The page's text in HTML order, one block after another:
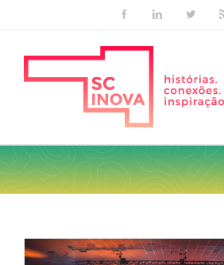
FacebookLinkedinTwitter